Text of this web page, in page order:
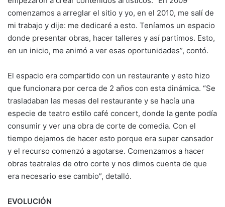
comenzamos a arreglar el sitio y yo, en el 2010, me salí de
mi trabajo y dije: me dedicaré a esto. Teníamos un espacio
donde presentar obras, hacer talleres y así partimos. Esto,
en un inicio, me animó a ver esas oportunidades”, contó.
El espacio era compartido con un restaurante y esto hizo
que funcionara por cerca de 2 años con esta dinámica. “Se
trasladaban las mesas del restaurante y se hacía una
especie de teatro estilo café concert, donde la gente podía
consumir y ver una obra de corte de comedia. Con el
tiempo dejamos de hacer esto porque era super cansador
y el recurso comenzó a agotarse. Comenzamos a hacer
obras teatrales de otro corte y nos dimos cuenta de que
era necesario ese cambio”, detalló.
EVOLUCIÓN